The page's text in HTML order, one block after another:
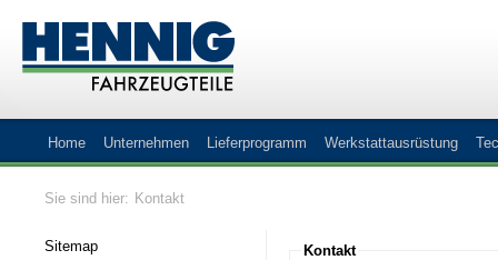
Home Unternehmen Lieferprogramm Werkstattausrüstung
Sie sind hier: Kontakt
Sitemap
Kontakt